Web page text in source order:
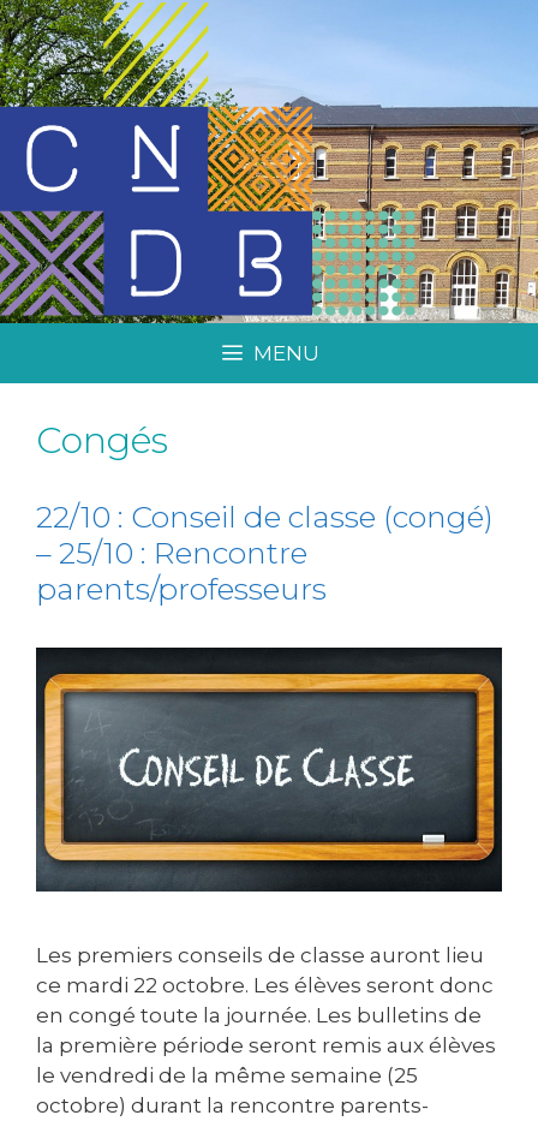
MENU
Congés
22/10 : Conseil de classe (congé)
– 25/10 : Rencontre
parents/professeurs
Les premiers conseils de classe auront lieu
ce mardi 22 octobre. Les élèves seront donc
en congé toute la journée. Les bulletins de
la première période seront remis aux élèves
le vendredi de la même semaine (25
octobre) durant la rencontre parents-